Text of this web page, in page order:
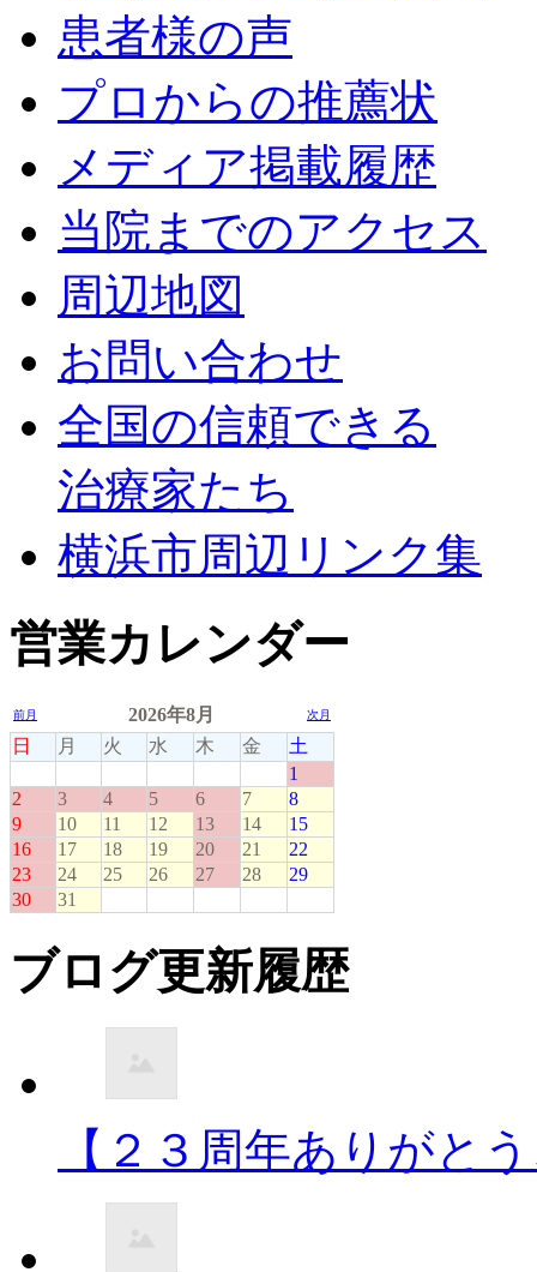
患者様の声
プロからの推薦状
メディア掲載履歴
当院までのアクセス
周辺地図
お問い合わせ
全国の信頼できる
治療家たち
横浜市周辺リンク集
営業カレンダー
ブログ更新履歴
【２３周年ありがと